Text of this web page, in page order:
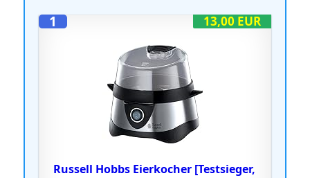
13,00 EUR
1
Russell Hobbs Eierkocher [Testsieger,